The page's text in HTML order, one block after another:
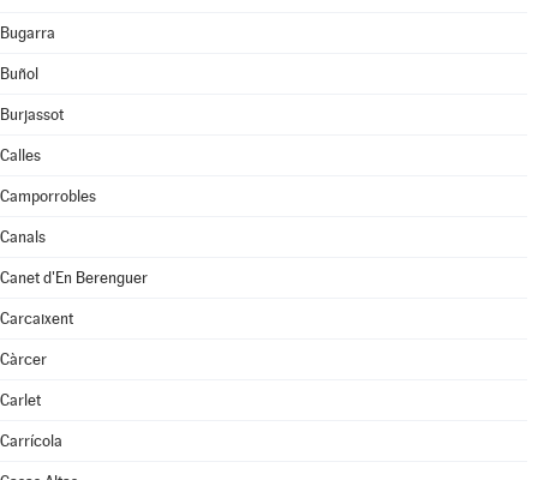
Bugarra
Buñol
Burjassot
Calles
Camporrobles
Canals
Canet d'En Berenguer
Carcaixent
Càrcer
Carlet
Carrícola